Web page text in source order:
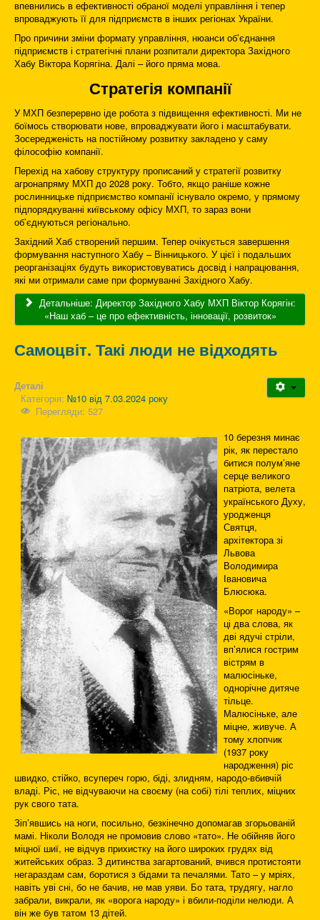
впевнились в ефективності обраної моделі управління і тепер
впроваджують її для підприємств в інших регіонах України.
Про причини зміни формату управління, нюанси об’єднання
підприємств і стратегічні плани розпитали директора Західного
Хабу Віктора Корягіна. Далі – його пряма мова.
Стратегія компанії
У МХП безперервно іде робота з підвищення ефективності. Ми не
боїмось створювати нове, впроваджувати його і масштабувати.
Зосередженість на постійному розвитку закладено у саму
філософію компанії.
Перехід на хабову структуру прописаний у стратегії розвитку
агронапряму МХП до 2028 року. Тобто, якщо раніше кожне
рослинницьке підприємство компанії існувало окремо, у прямому
підпорядкуванні київському офісу МХП, то зараз вони
об’єднуються регіонально.
Західний Хаб створений першим. Тепер очікується завершення
формування наступного Хабу – Вінницького. У цієї і подальших
реорганізаціях будуть використовуватись досвід і напрацювання,
які ми отримали саме при формуванні Західного Хабу.
Детальніше: Директор Західного Хабу МХП Віктор Корягін:
«Наш хаб – це про ефективність, інновації, розвиток»
Самоцвіт. Такі люди не відходять
Деталі
Категорія: №10 від 7.03.2024 року
Перегляди: 527
10 березня минає
рік, як перестало
битися полум’яне
серце великого
патріота, велета
українського Духу,
уродженця
Святця,
архітектора зі
Львова
Володимира
Івановича
Блюсюка.
«Ворог народу» –
ці два слова, як
дві ядучі стріли,
вп’ялися гострим
вістрям в
малюсіньке,
однорічне дитяче
тільце.
Малюсіньке, але
міцне, живуче. А
тому хлопчик
(1937 року
народження) ріс
швидко, стійко, всупереч горю, біді, злидням, народо-вбивчій
владі. Ріс, не відчуваючи на своєму (на собі) тілі теплих, міцних
рук свого тата.
Зіп’явшись на ноги, посильно, безкінечно допомагав згорьованій
мамі. Ніколи Володя не промовив слово «тато». Не обійняв його
міцної шиї, не відчув прихистку на його широких грудях від
житейських образ. З дитинства загартований, вчився протистояти
негараздам сам, боротися з бідами та печалями. Тато – у мріях,
навіть уві сні, бо не бачив, не мав уяви. Бо тата, трудягу, нагло
забрали, викрали, як «ворога народу» і вбили-поділи нелюди. А
він же був татом 13 дітей.